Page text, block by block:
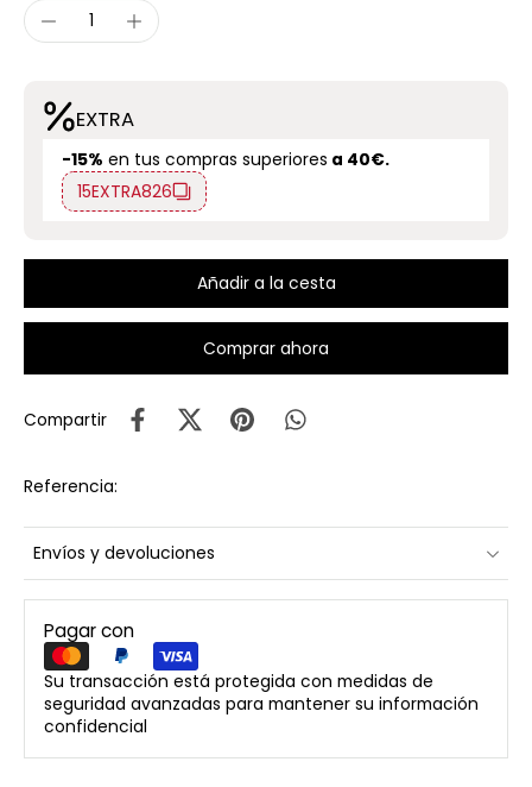
EXTRA
-15% en tus compras superiores a 40€.
15EXTRA826
Añadir a la cesta
Comprar ahora
Compartir
Referencia:
Envíos y devoluciones
Pagar con
Su transacción está protegida con medidas de
seguridad avanzadas para mantener su información
confidencial